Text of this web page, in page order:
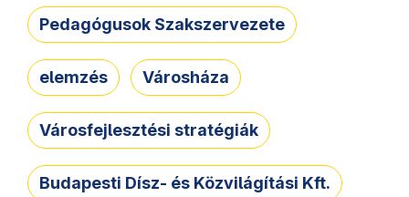
Pedagógusok Szakszervezete
elemzés Városháza
Városfejlesztési stratégiák
Budapesti Dísz- és Közvilágítási Kft.